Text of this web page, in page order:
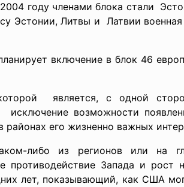
году членами блока стали
Эстонии, Литвы и Латвии
включение в блок 46
является, с одной
возможности
районах его жизненно важных
либо из регионов или на
противодействие Запада и рост
лет, показывающий, как США